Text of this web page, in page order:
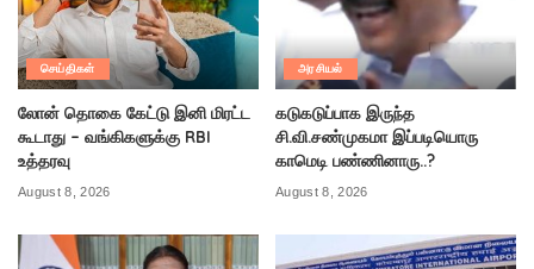
செய்திகள்
லோன் தொகை கேட்டு இனி மிரட்ட
கூடாது – வங்கிகளுக்கு RBI
உத்தரவு
August 8, 2026
அரசியல்
கடுகடுப்பாக இருந்த
சி.வி.சண்முகமா இப்படியொரு
காமெடி பண்ணினாரு..?
August 8, 2026